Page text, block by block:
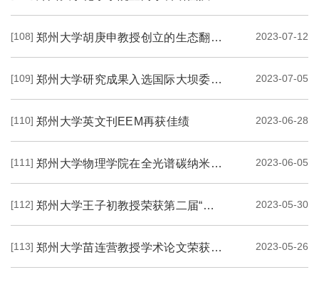
[108] 郑州大学胡庚申教授创立的生态翻译学收录于《中国大百科全书》 2023-07-12
[109] 郑州大学研究成果入选国际大坝委员会公报 2023-07-05
[110] 郑州大学英文刊EEM再获佳绩 2023-06-28
[111] 郑州大学物理学院在全光谱碳纳米点三重态激子发光领域取得积极进展 2023-06-05
[112] 郑州大学王子初教授荣获第二届“杨荫浏音乐学术提名” 2023-05-30
[113] 郑州大学苗连营教授学术论文荣获第五届中国法学优秀成果奖 2023-05-26